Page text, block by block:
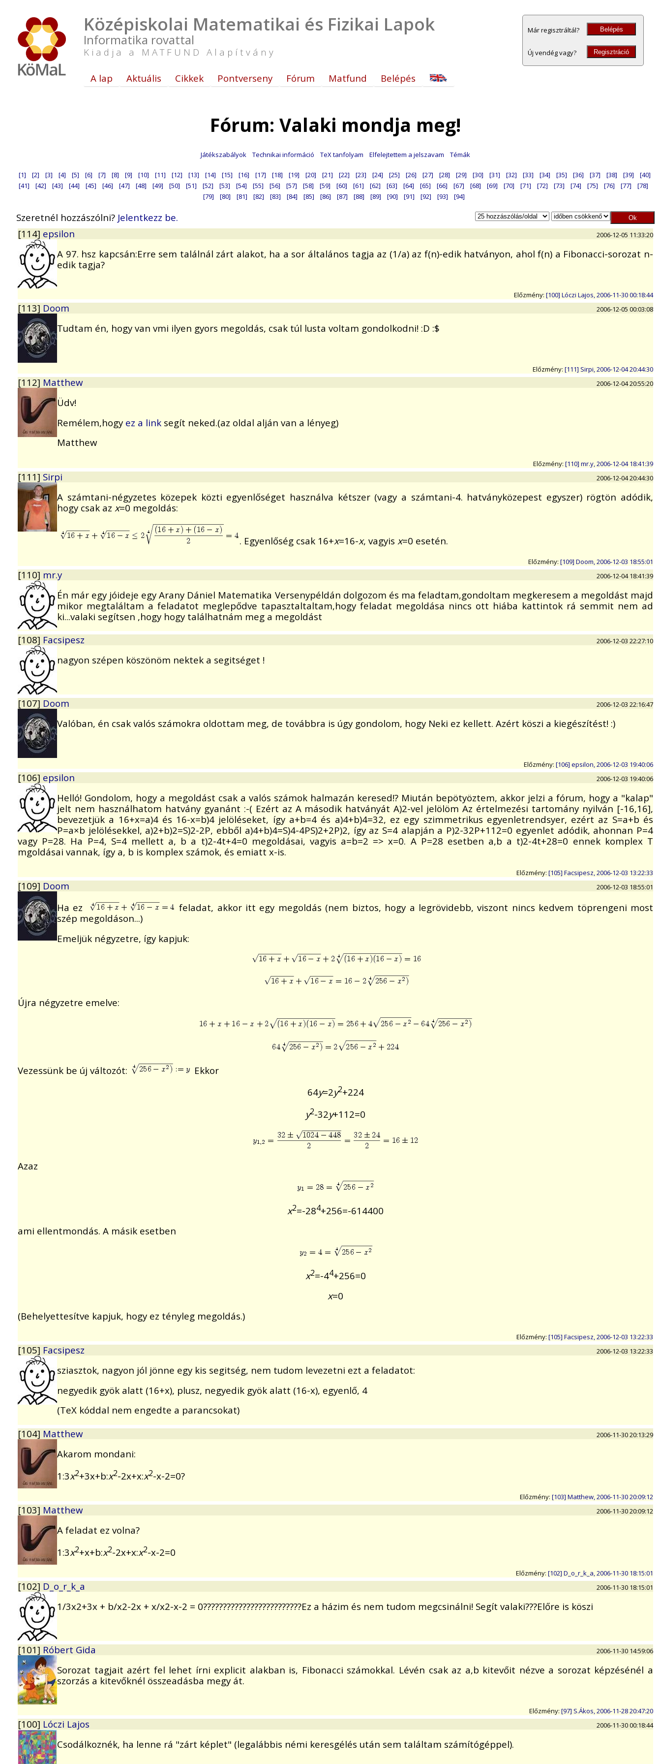
Középiskolai Matematikai és Fizikai Lapok
Informatika rovattal
Kiadja a MATFUND Alapítvány
Már regisztráltál? Belépés
Új vendég vagy? Regisztráció
A lap Aktuális Cikkek Pontverseny Fórum Matfund Belépés
Fórum: Valaki mondja meg!
Játékszabályok Technikai információ TeX tanfolyam Elfelejtettem a jelszavam Témák
[1] [2] [3] [4] [5] [6] [7] [8] [9] [10] [11] [12] [13] [14] [15] [16] [17] [18] [19] [20] [21] [22] [23] [24] [25] [26] [27] [28] [29] [30] [31] [32] [33] [34] [35] [36] [37] [38] [39]
[40]
[41]
[42] [43] [44] [45] [46] [47] [48] [49] [50] [51] [52] [53] [54] [55] [56] [57] [58] [59] [60] [61] [62] [63] [64] [65] [66] [67] [68] [69] [70] [71] [72] [73] [74] [75] [76] [77]
[78]
[79]
[80] [81] [82] [83] [84] [85] [86] [87] [88] [89] [90] [91] [92] [93] [94]
Szeretnél hozzászólni? Jelentkezz be.
[114] epsilon 2006-12-05 11:33:20
A 97. hsz kapcsán:Erre sem találnál zárt alakot, ha a sor általános tagja az (1/a) az f(n)-edik hatványon, ahol f(n) a Fibonacci-sorozat n-
edik tagja?
Előzmény: [100] Lóczi Lajos, 2006-11-30 00:18:44
[113] Doom 2006-12-05 00:03:08
Tudtam én, hogy van vmi ilyen gyors megoldás, csak túl lusta voltam gondolkodni! :D :$
Előzmény: [111] Sirpi, 2006-12-04 20:44:30
[112] Matthew 2006-12-04 20:55:20
Üdv!
Remélem,hogy ez a link segít neked.(az oldal alján van a lényeg)
Matthew
Előzmény: [110] mr.y, 2006-12-04 18:41:39
[111] Sirpi 2006-12-04 20:44:30
A számtani-négyzetes közepek közti egyenlőséget használva kétszer (vagy a számtani-4. hatványközepest egyszer) rögtön adódik,
hogy csak az x=0 megoldás:
. Egyenlőség csak 16+x=16-x, vagyis x=0 esetén.
Előzmény: [109] Doom, 2006-12-03 18:55:01
[110] mr.y 2006-12-04 18:41:39
Én már egy jóideje egy Arany Dániel Matematika Versenypéldán dolgozom és ma feladtam,gondoltam megkeresem a megoldást majd
mikor megtaláltam a feladatot meglepődve tapasztaltaltam,hogy feladat megoldása nincs ott hiába kattintok rá semmit nem ad
ki...valaki segítsen ,hogy hogy találhatnám meg a megoldást
[108] Facsipesz 2006-12-03 22:27:10
nagyon szépen köszönöm nektek a segitséget !
[107] Doom 2006-12-03 22:16:47
Valóban, én csak valós számokra oldottam meg, de továbbra is úgy gondolom, hogy Neki ez kellett. Azért köszi a kiegészítést! :)
Előzmény: [106] epsilon, 2006-12-03 19:40:06
[106] epsilon 2006-12-03 19:40:06
Helló! Gondolom, hogy a megoldást csak a valós számok halmazán keresed!? Miután bepötyöztem, akkor jelzi a fórum, hogy a "kalap"
jelt nem használhatom hatvány gyanánt :-( Ezért az A második hatványát A)2-vel jelölöm Az értelmezési tartomány nyilván [-16,16],
bevezetjük a 16+x=a)4 és 16-x=b)4 jelöléseket, így a+b=4 és a)4+b)4=32, ez egy szimmetrikus egyenletrendsyer, ezért az S=a+b és
P=a×b jelölésekkel, a)2+b)2=S)2-2P, ebből a)4+b)4=S)4-4PS)2+2P)2, így az S=4 alapján a P)2-32P+112=0 egyenlet adódik, ahonnan P=4
vagy P=28. Ha P=4, S=4 mellett a, b a t)2-4t+4=0 megoldásai, vagyis a=b=2 => x=0. A P=28 esetben a,b a t)2-4t+28=0 ennek komplex T
mgoldásai vannak, így a, b is komplex számok, és emiatt x-is.
Előzmény: [105] Facsipesz, 2006-12-03 13:22:33
[109] Doom 2006-12-03 18:55:01
Ha ez
feladat, akkor itt egy megoldás (nem biztos, hogy a legrövidebb, viszont nincs kedvem töprengeni most
szép megoldáson...)
Emeljük négyzetre, így kapjuk:
Újra négyzetre emelve:
Vezessünk be új változót:
Ekkor
64y=2y2+224
y2-32y+112=0
Azaz
x2=-284+256=-614400
ami ellentmondás. A másik esetben
x2=-44+256=0
x=0
(Behelyettesítve kapjuk, hogy ez tényleg megoldás.)
Előzmény: [105] Facsipesz, 2006-12-03 13:22:33
[105] Facsipesz 2006-12-03 13:22:33
sziasztok, nagyon jól jönne egy kis segitség, nem tudom levezetni ezt a feladatot:
negyedik gyök alatt (16+x), plusz, negyedik gyök alatt (16-x), egyenlő, 4
(TeX kóddal nem engedte a parancsokat)
[104] Matthew 2006-11-30 20:13:29
Akarom mondani:
1:3x2+3x+b:x2-2x+x:x2-x-2=0?
Előzmény: [103] Matthew, 2006-11-30 20:09:12
[103] Matthew 2006-11-30 20:09:12
A feladat ez volna?
1:3x2+x+b:x2-2x+x:x2-x-2=0
Előzmény: [102] D_o_r_k_a, 2006-11-30 18:15:01
[102] D_o_r_k_a 2006-11-30 18:15:01
1/3x2+3x + b/x2-2x + x/x2-x-2 = 0?????????????????????????Ez a házim és nem tudom megcsinálni! Segít valaki???Előre is köszi
[101] Róbert Gida 2006-11-30 14:59:06
Sorozat tagjait azért fel lehet írni explicit alakban is, Fibonacci számokkal. Lévén csak az a,b kitevőit nézve a sorozat képzésénél a
szorzás a kitevőknél összeadásba megy át.
Előzmény: [97] S.Ákos, 2006-11-28 20:47:20
[100] Lóczi Lajos 2006-11-30 00:18:44
Csodálkoznék, ha lenne rá "zárt képlet" (legalábbis némi keresgélés után sem találtam számítógéppel).